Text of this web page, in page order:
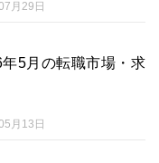
月29日
年5月の転職市場・求
月13日